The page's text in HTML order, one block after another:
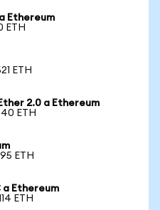
Ethereum
ETH
ETH
2.0 a Ethereum
ETH
ETH
a Ethereum
ETH